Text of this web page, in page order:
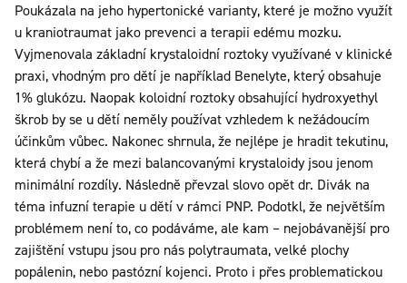
Poukázala na jeho hypertonické varianty, které je možno využít
u kraniotraumat jako prevenci a terapii edému mozku.
Vyjmenovala základní krystaloidní roztoky využívané v klinické
praxi, vhodným pro dětí je například Benelyte, který obsahuje
1% glukózu. Naopak koloidní roztoky obsahující hydroxyethyl
škrob by se u dětí neměly používat vzhledem k nežádoucím
účinkům vůbec. Nakonec shrnula, že nejlépe je hradit tekutinu,
která chybí a že mezi balancovanými krystaloidy jsou jenom
minimální rozdíly. Následně převzal slovo opět dr. Divák na
téma infuzní terapie u dětí v rámci PNP. Podotkl, že největším
problémem není to, co podáváme, ale kam – nejobávanější pro
zajištění vstupu jsou pro nás polytraumata, velké plochy
popálenin, nebo pastózní kojenci. Proto i přes problematickou